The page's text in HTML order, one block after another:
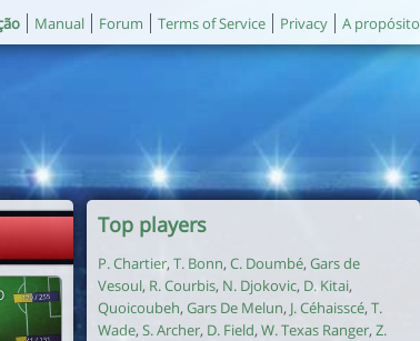
Manual Forum Terms of Service Privacy A propósito
Top players
P. Chartier, T. Bonn, C. Doumbé, Gars de
Vesoul, R. Courbis, N. Djokovic, D. Kitai,
Quoicoubeh, Gars De Melun, J. Céhaisscé, T.
Wade, S. Archer, D. Field, W. Texas Ranger, Z.